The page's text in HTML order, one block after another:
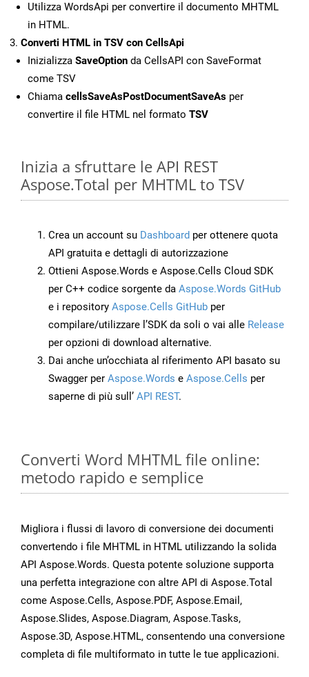
Utilizza WordsApi per convertire il documento MHTML
in HTML.
Converti HTML in TSV con CellsApi
Inizializza SaveOption da CellsAPI con SaveFormat
come TSV
Chiama cellsSaveAsPostDocumentSaveAs per
convertire il file HTML nel formato TSV
Inizia a sfruttare le API REST
Aspose.Total per MHTML to TSV
Crea un account su Dashboard per ottenere quota
API gratuita e dettagli di autorizzazione
Ottieni Aspose.Words e Aspose.Cells Cloud SDK
per C++ codice sorgente da Aspose.Words GitHub
e i repository Aspose.Cells GitHub per
compilare/utilizzare l’SDK da soli o vai alle Release
per opzioni di download alternative.
Dai anche un’occhiata al riferimento API basato su
Swagger per Aspose.Words e Aspose.Cells per
saperne di più sull’ API REST.
Converti Word MHTML file online:
metodo rapido e semplice
Migliora i flussi di lavoro di conversione dei documenti
convertendo i file MHTML in HTML utilizzando la solida
API Aspose.Words. Questa potente soluzione supporta
una perfetta integrazione con altre API di Aspose.Total
come Aspose.Cells, Aspose.PDF, Aspose.Email,
Aspose.Slides, Aspose.Diagram, Aspose.Tasks,
Aspose.3D, Aspose.HTML, consentendo una conversione
completa di file multiformato in tutte le tue applicazioni.